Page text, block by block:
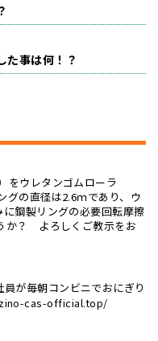
た事は何！？
をウレタンゴムローラ
グの直径は2.6ｍであり、ウ
鋼製リングの必要回転摩擦
か？ よろしくご教示をお
が毎朝コンビニでおにぎり
cas-official.top/